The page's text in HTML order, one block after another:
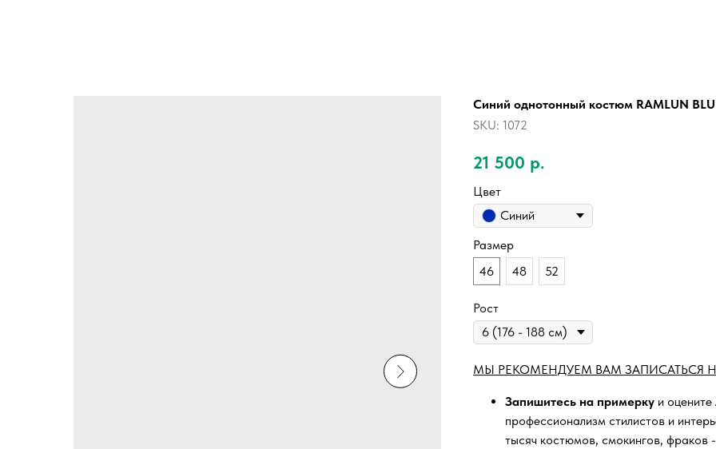
Синий однотонный костюм RAMLUN
SKU: 1072
21 500 р.
Цвет
Синий
Размер
46
48 52
Рост
МЫ РЕКОМЕНДУЕМ ВАМ ЗАПИСАТЬСЯ
Запишитесь на примерку и
профессионализм стилистов и
тысяч костюмов, смокингов, фраков